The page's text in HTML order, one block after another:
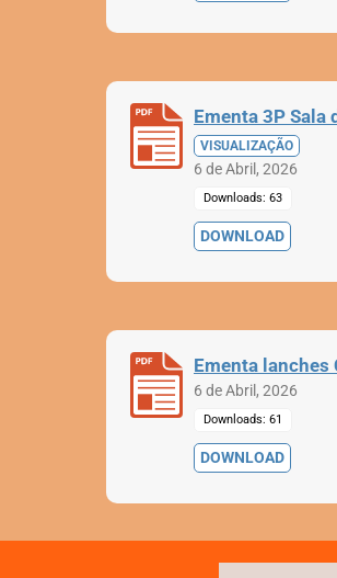
Ementa 3P Sala
VISUALIZAÇÃO
6 de Abril, 2026
Downloads: 63
DOWNLOAD
Ementa lanches
6 de Abril, 2026
Downloads: 61
DOWNLOAD